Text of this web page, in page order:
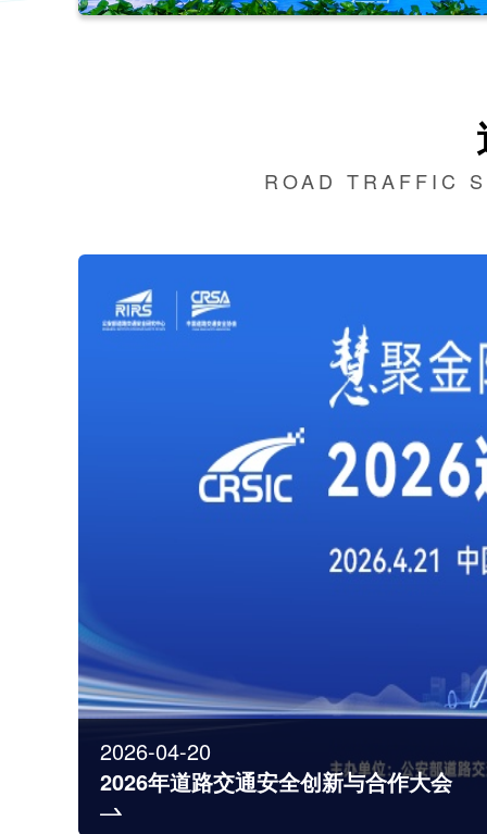
ROAD TRAFFIC
2026-04-20
2026年道路交通安全创新与合作大会